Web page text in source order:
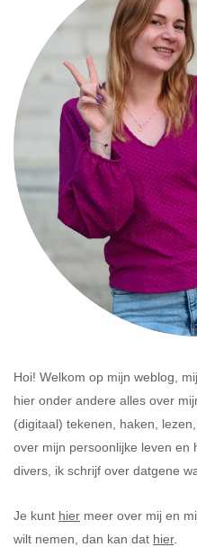
Hoi! Welkom op mijn weblog,
hier onder andere alles over
(digitaal) tekenen, haken,
over mijn persoonlijke leven en
divers, ik schrijf over datgene
Je kunt hier meer over mij en
wilt nemen, dan kan dat hier.